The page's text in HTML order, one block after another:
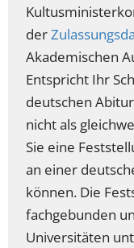
der
Akademischen
Entspricht Ihr
deutschen
nicht als
Sie eine
an einer
können. Die
fachgebunden
Universitäten